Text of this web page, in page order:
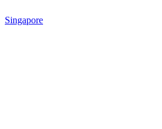
Singapore